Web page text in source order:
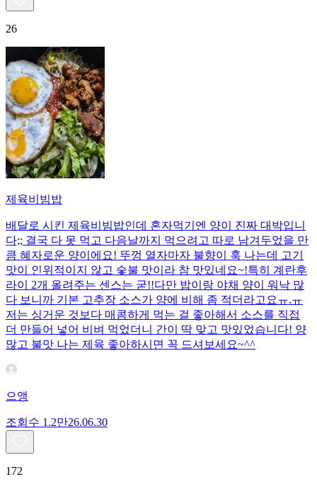
26
제육비빔밥
배달로 시킨 제육비빔밥인데 혼자먹기엔 양이 진짜 대박입니
다;; 결국 다 못 먹고 다음날까지 먹으려고 따로 남겨두었을 만
큼 혜자로운 양이에요! 뚜껑 열자마자 불향이 훅 나는데 고기
맛이 인위적이지 않고 숯불 맛이라 참 맛있네요~!특히 계란후
라이 2개 올려주는 센스는 굳!! ​다만 밥이랑 야채 양이 워낙 많
다 보니까 기본 고추장 소스가 양에 비해 좀 적더라고요ㅠ.ㅠ
저는 싱거운 것보다 매콤하게 먹는 걸 좋아해서 소스를 직접
더 만들어 넣어 비벼 먹었더니 간이 딱 맞고 맛있었습니다! 양
많고 불맛 나는 제육 좋아하시면 꼭 드셔보세요~^^
으앵
조회수 1.2만26.06.30
172